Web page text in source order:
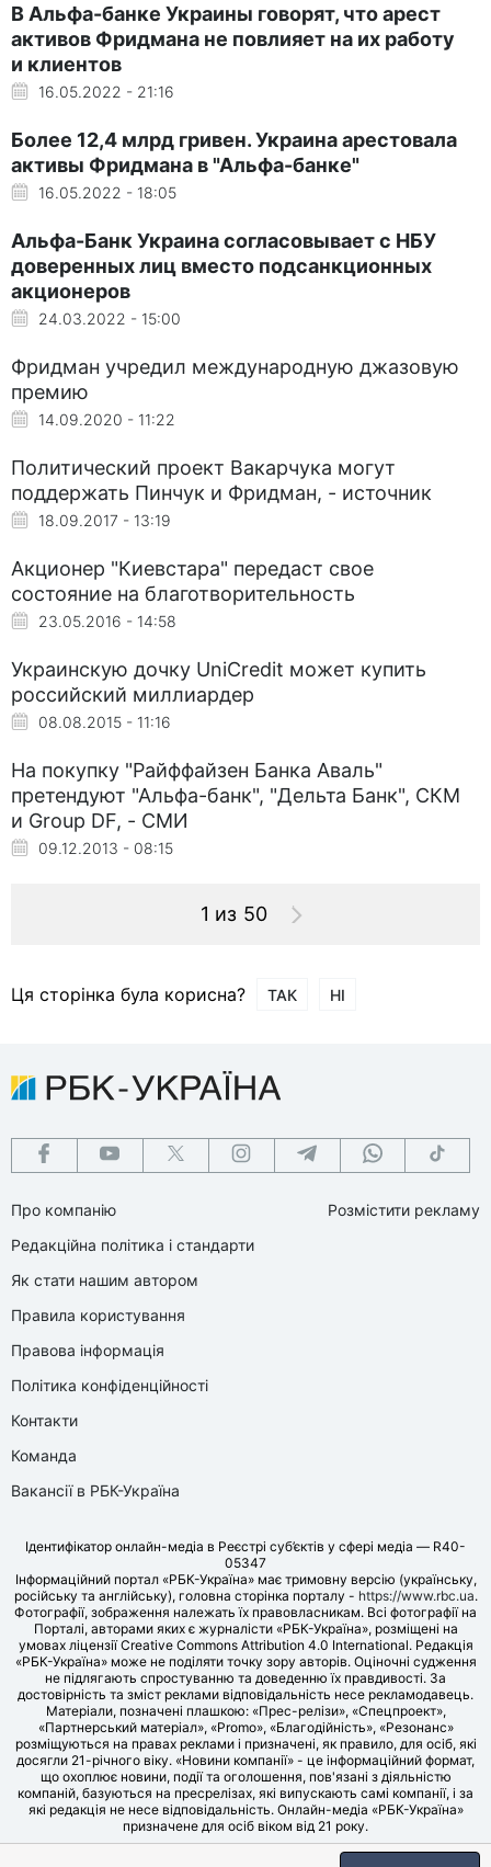
В Альфа-банке Украины говорят, что арест
активов Фридмана не повлияет на их работу
и клиентов
16.05.2022 - 21:16
Более 12,4 млрд гривен. Украина арестовала
активы Фридмана в "Альфа-банке"
16.05.2022 - 18:05
Альфа-Банк Украина согласовывает с НБУ
доверенных лиц вместо подсанкционных
акционеров
24.03.2022 - 15:00
Фридман учредил международную джазовую
премию
14.09.2020 - 11:22
Политический проект Вакарчука могут
поддержать Пинчук и Фридман, - источник
18.09.2017 - 13:19
Акционер "Киевстара" передаст свое
состояние на благотворительность
23.05.2016 - 14:58
Украинскую дочку UniCredit может купить
российский миллиардер
08.08.2015 - 11:16
На покупку "Райффайзен Банка Аваль"
претендуют "Альфа-банк", "Дельта Банк", СКМ
и Group DF, - СМИ
09.12.2013 - 08:15
1 из 50
Ця сторінка була корисна? ТАК НІ
Про компанію
Редакційна політика і стандарти
Як стати нашим автором
Правила користування
Правова інформація
Політика конфіденційності
Контакти
Команда
Вакансії в РБК-Україна
Розмістити рекламу
Ідентифікатор онлайн-медіа в Реєстрі суб’єктів у сфері медіа — R40-
05347
Інформаційний портал «РБК-Україна» має тримовну версію (українську,
російську та англійську), головна сторінка порталу - https://www.rbc.ua.
Фотографії, зображення належать їх правовласникам. Всі фотографії на
Порталі, авторами яких є журналісти «РБК-Україна», розміщені на
умовах ліцензії Creative Commons Attribution 4.0 International. Редакція
«РБК-Україна» може не поділяти точку зору авторів. Оціночні судження
не підлягають спростуванню та доведенню їх правдивості. За
достовірність та зміст реклами відповідальність несе рекламодавець.
Матеріали, позначені плашкою: «Прес-релізи», «Спецпроект»,
«Партнерський матеріал», «Promo», «Благодійність», «Резонанс»
розміщуються на правах реклами і призначені, як правило, для осіб, які
досягли 21-річного віку. «Новини компанії» - це інформаційний формат,
що охоплює новини, події та оголошення, пов'язані з діяльністю
компаній, базуються на пресрелізах, які випускають самі компанії, і за
які редакція не несе відповідальність. Онлайн-медіа «РБК-Україна»
призначене для осіб віком від 21 року.
© LLC «UBT MEDIA», 2006-2026.